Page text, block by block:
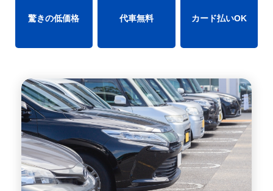
驚きの低価格 代車無料 カード払いOK